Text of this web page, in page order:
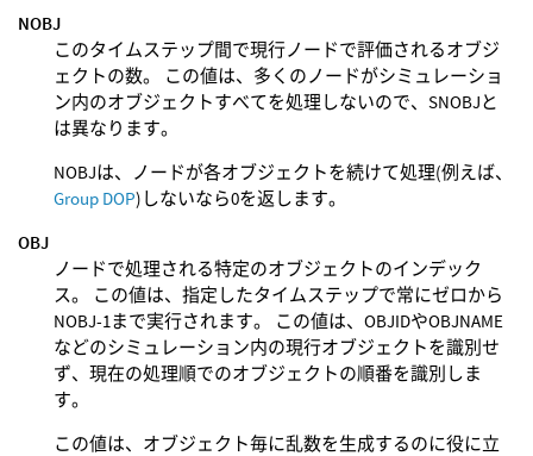
NOBJ
このタイムステップ間で現行ノードで評価されるオブジ
ェクトの数。 この値は、多くのノードがシミュレーショ
ン内のオブジェクトすべてを処理しないので、SNOBJと
は異なります。
NOBJは、ノードが各オブジェクトを続けて処理(例えば、
Group DOP)しないなら0を返します。
OBJ
ノードで処理される特定のオブジェクトのインデック
ス。 この値は、指定したタイムステップで常にゼロから
NOBJ-1まで実行されます。 この値は、OBJIDやOBJNAME
などのシミュレーション内の現行オブジェクトを識別せ
ず、現在の処理順でのオブジェクトの順番を識別しま
す。
この値は、オブジェクト毎に乱数を生成するのに役に立